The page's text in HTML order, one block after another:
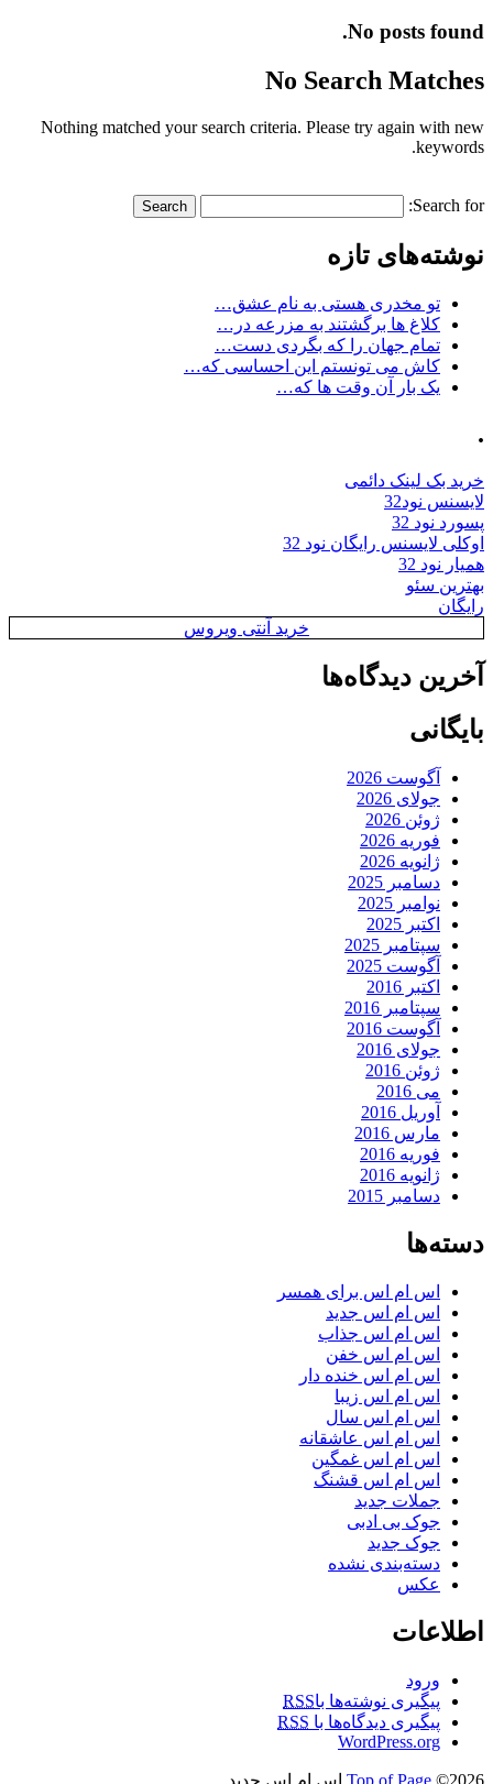
No posts found.
No Search Matches
Nothing matched your search criteria. Please try again with new
keywords.
Search for:
نوشته‌های تازه
تو مخدری هستی به نام عشق…
کلاغ ها برگشتند به مزرعه در…
تمام جهان را که بگردی دست…
کاش می تونستم این احساسی که…
یک بار آن وقت ها که…
.
خرید بک لینک دائمی
لایسنس نود32
پسورد نود 32
اوکلی لایسنس رایگان نود 32
همیار نود 32
بهترین سئو
رایگان
خرید آنتی ویروس
آخرین دیدگاه‌ها
بایگانی
آگوست 2026
جولای 2026
ژوئن 2026
فوریه 2026
ژانویه 2026
دسامبر 2025
نوامبر 2025
اکتبر 2025
سپتامبر 2025
آگوست 2025
اکتبر 2016
سپتامبر 2016
آگوست 2016
جولای 2016
ژوئن 2016
می 2016
آوریل 2016
مارس 2016
فوریه 2016
ژانویه 2016
دسامبر 2015
دسته‌ها
اس ام اس برای همسر
اس ام اس جدید
اس ام اس جذاب
اس ام اس خفن
اس ام اس خنده دار
اس ام اس زیبا
اس ام اس سال
اس ام اس عاشقانه
اس ام اس غمگین
اس ام اس قشنگ
جملات جدید
جوک بی ادبی
جوک جدید
دسته‌بندی نشده
عکس
اطلاعات
ورود
پیگیری نوشته‌ها باRSS
پیگیری دیدگاه‌ها با RSS
WordPress.org
Top of Page ©2026 اس ام اس جدید